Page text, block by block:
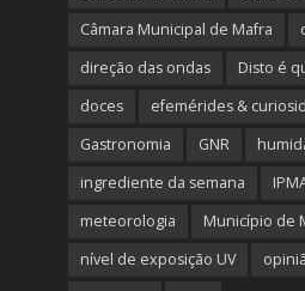
Câmara Municipal de Mafra
direção das ondas
Disto é
doces
efemérides &
Gastronomia
GNR
ingrediente da semana
meteorologia
Município de
nível de exposição UV